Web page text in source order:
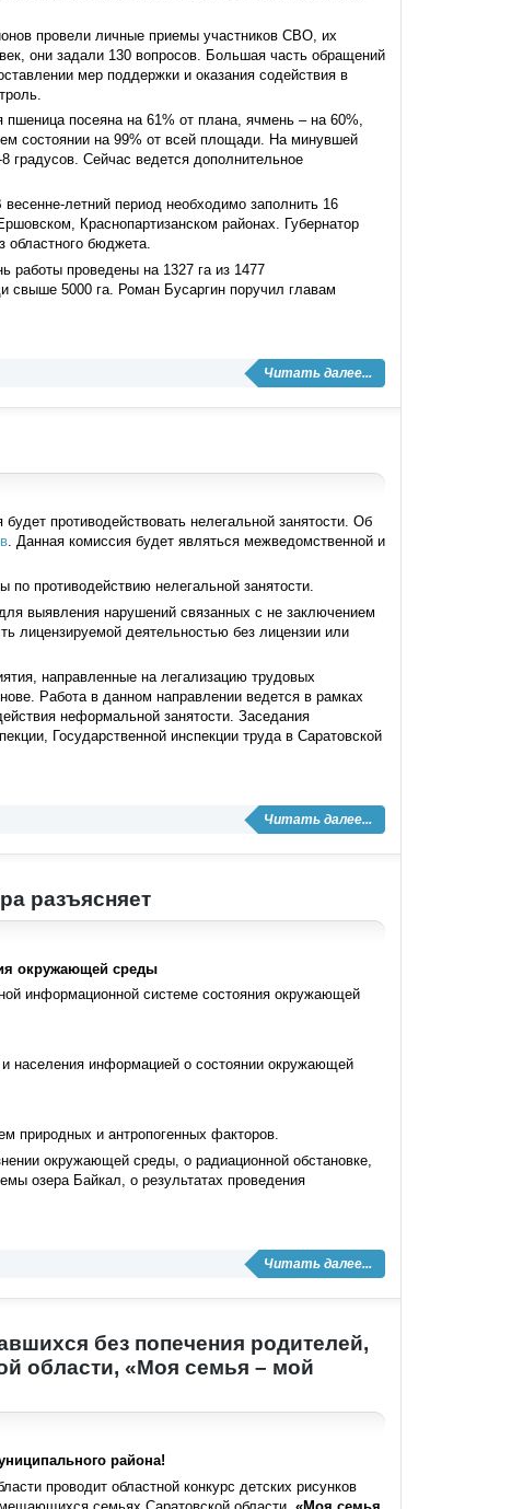
провели личные приемы участников СВО, их
они задали 130 вопросов. Большая часть обращений
мер поддержки и оказания содействия в
посеяна на 61% от плана, ячмень – на 60%,
состоянии на 99% от всей площади. На минувшей
градусов. Сейчас ведется дополнительное
летний период необходимо заполнить 16
Краснопартизанском районах. Губернатор
областного бюджета.
работы проведены на 1327 га из 1477
свыше 5000 га. Роман Бусаргин поручил главам
Читать далее...
противодействовать нелегальной занятости. Об
. Данная комиссия будет являться межведомственной и
противодействию нелегальной занятости.
выявления нарушений связанных с не заключением
лицензируемой деятельностью без лицензии или
направленные на легализацию трудовых
Работа в данном направлении ведется в рамках
неформальной занятости. Заседания
Государственной инспекции труда в Саратовской
Читать далее...
разъясняет
окружающей среды
информационной системе состояния окружающей
и населения информацией о состоянии окружающей
природных и антропогенных факторов.
окружающей среды, о радиационной обстановке,
озера Байкал, о результатах проведения
Читать далее...
без попечения родителей,
области, «Моя семья – мой
района!
проводит областной конкурс детских рисунков
семьях Саратовской области, «Моя семья